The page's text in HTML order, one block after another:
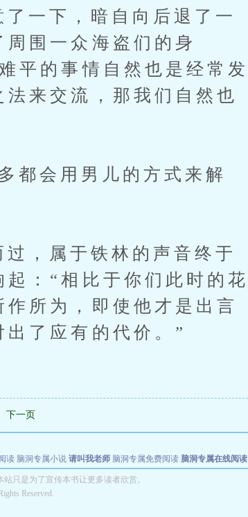
下，暗自向后退了一
围一众海盗们的身
平的事情自然也是经常发
来交流，那我们自然也
会用男儿的方式来解
属于铁林的声音终于
：“相比于你们此时的花
所为，即使他才是出言
了应有的代价。”
下一页
读 脑洞专属小说 请叫我老师 脑洞专属免费阅读 脑洞专属在线阅读
文阅读
只是为了宣传本书让更多读者欣赏。
Reserved.